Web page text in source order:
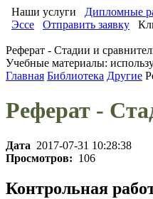
Наши услуги Дипломные
Эссе
Отправить заявку
Реферат - Стадии и
Учебные материалы:
Главная Библиотека Другие
Реферат -
Дата 2017-07-31 10:28:38
Просмотров: 106
Контрольная